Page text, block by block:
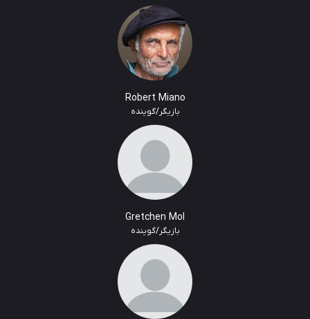
Robert Miano
بازیگر/گوینده
Gretchen Mol
بازیگر/گوینده